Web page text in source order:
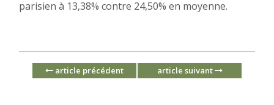
parisien à 13,38% contre 24,50% en moyenne.
article précédent article suivant